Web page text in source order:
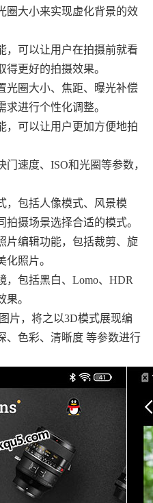
圈大小来实现虚化背景的效
，可以让用户在拍摄前就看
更好的拍摄效果。
光圈大小、焦距、曝光补偿
进行个性化调整。
，可以让用户更加方便地拍
速度、ISO和光圈等参数，
，包括人像模式、风景模
摄场景选择合适的模式。
片编辑功能，包括裁剪、旋
照片。
，包括黑白、Lomo、HDR
。
片，将之以3D模式展现编
、色彩、清晰度 等参数进行